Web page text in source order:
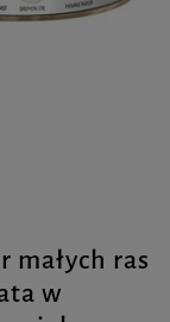
małych ras
w